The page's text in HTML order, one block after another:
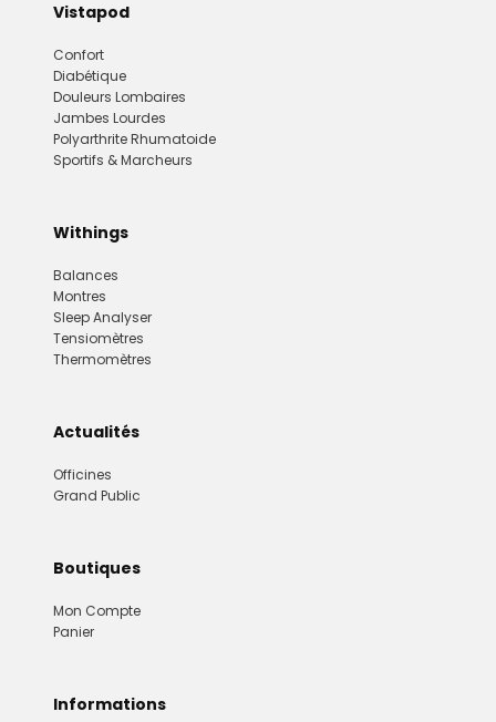
Vistapod
Confort
Diabétique
Douleurs Lombaires
Jambes Lourdes
Polyarthrite Rhumatoide
Sportifs & Marcheurs
Withings
Balances
Montres
Sleep Analyser
Tensiomètres
Thermomètres
Actualités
Officines
Grand Public
Boutiques
Mon Compte
Panier
Informations